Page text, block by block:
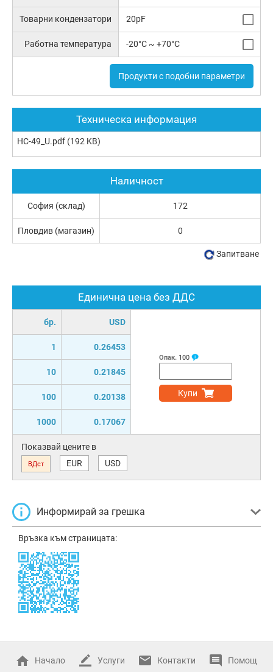
Товарни кондензатори 20pF
Работна температура -20°C ~ +70°C
Продукти с подобни параметри
Техническа информация
HC-49_U.pdf (192 KB)
Единична цена без ДДС
бр. USD
1 0.26453
10 0.21845
100 0.20138
1000 0.17067
Опак. 100
Купи
Показвай цените в
ВДст EUR USD
Информирай за грешка
Връзка към страницата:
Наличност
София (склад) 172
Пловдив (магазин) 0
Запитване
Начало Услуги Контакти Помощ